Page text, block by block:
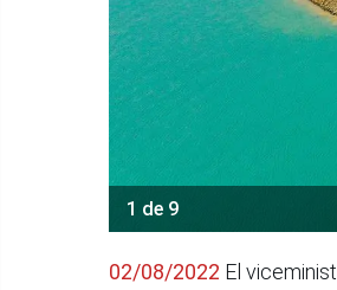
1 de 9
02/08/2022 El